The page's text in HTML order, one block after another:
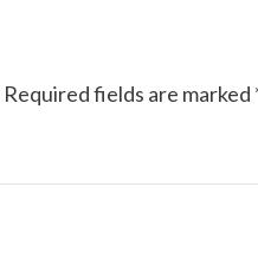
Required fields are marked